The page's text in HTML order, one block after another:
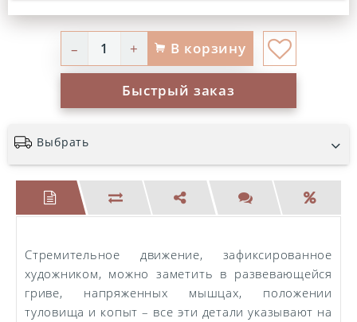
– + В корзину
Быстрый заказ
Выбрать
Стремительное движение, зафиксированное
художником, можно заметить в развевающейся
гриве, напряженных мышцах, положении
туловища и копыт – все эти детали указывают на